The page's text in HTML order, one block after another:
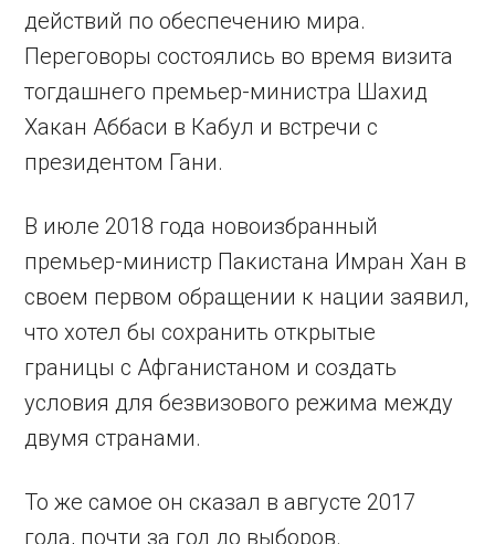
действий по обеспечению мира.
Переговоры состоялись во время визита
тогдашнего премьер-министра Шахид
Хакан Аббаси в Кабул и встречи с
президентом Гани.
В июле 2018 года новоизбранный
премьер-министр Пакистана Имран Хан в
своем первом обращении к нации заявил,
что хотел бы сохранить открытые
границы с Афганистаном и создать
условия для безвизового режима между
двумя странами.
То же самое он сказал в августе 2017
года, почти за год до выборов.